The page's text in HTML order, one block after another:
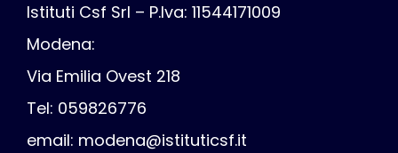
Istituti Csf Srl – P.Iva: 11544171009
Modena:
Via Emilia Ovest 218
Tel: 059826776
email: modena@istituticsf.it